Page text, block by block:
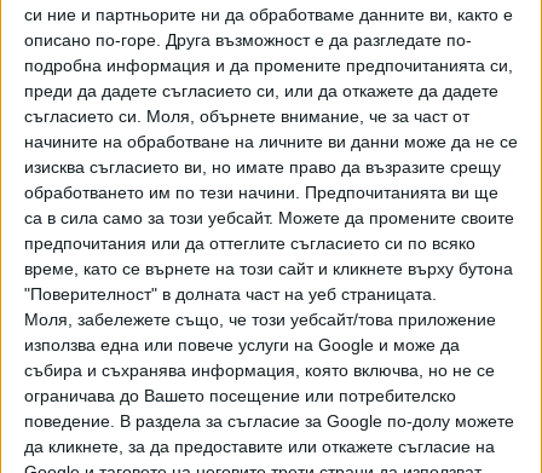
си ние и партньорите ни да обработваме данните ви, както е
описано по-горе. Друга възможност е да разгледате по-
подробна информация и да промените предпочитанията си,
преди да дадете съгласието си, или да откажете да дадете
съгласието си.
Моля, обърнете внимание, че за част от
начините на обработване на личните ви данни може да не се
изисква съгласието ви, но имате право да възразите срещу
обработването им по тези начини. Предпочитанията ви ще
са в сила само за този уебсайт. Можете да промените своите
предпочитания или да оттеглите съгласието си по всяко
време, като се върнете на този сайт и кликнете върху бутона
"Поверителност" в долната част на уеб страницата.
Моля, забележете също, че този уебсайт/това приложение
използва една или повече услуги на Google и може да
събира и съхранява информация, която включва, но не се
ограничава до Вашето посещение или потребителско
поведение. В раздела за съгласие за Google по-долу можете
да кликнете, за да предоставите или откажете съгласие на
ПОСЛЕ